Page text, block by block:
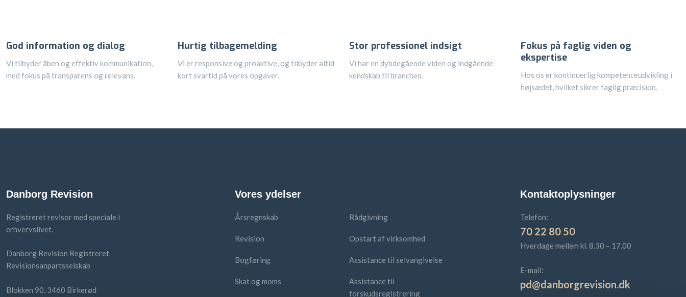
God information og dialog
Vi tilbyder åben og effektiv kommunikation,
med fokus på transparens og relevans.
Hurtig tilbagemelding
Vi er responsive og proaktive, og tilbyder altid
kort svartid på vores opgaver.
Stor professionel indsigt
Vi har en dybdegående viden og indgående
kendskab til branchen.
Fokus på faglig viden og
ekspertise
Hos os er kontinuerlig kompetenceudvikling i
højsædet, hvilket sikrer faglig præcision.
Danborg Revision
Registreret revisor med speciale i
erhvervslivet.
Danborg Revision Registreret
Revisionsanpartsselskab
Blokken 90, 3460 Birkerød
Vores ydelser
Årsregnskab
Revision
Bogføring
Skat og moms
Rådgivning
Opstart af virksomhed
Assistance til selvangivelse
Assistance til
forskudsregistrering
Kontaktoplysninger
Telefon:
70 22 80 50
Hverdage mellem kl. 8.30 – 17.00​​
E-mail:
pd@danborgrevision.dk